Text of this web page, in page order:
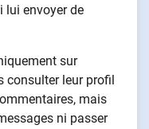
lui envoyer de
sur
consulter leur profil
mais
ni passer